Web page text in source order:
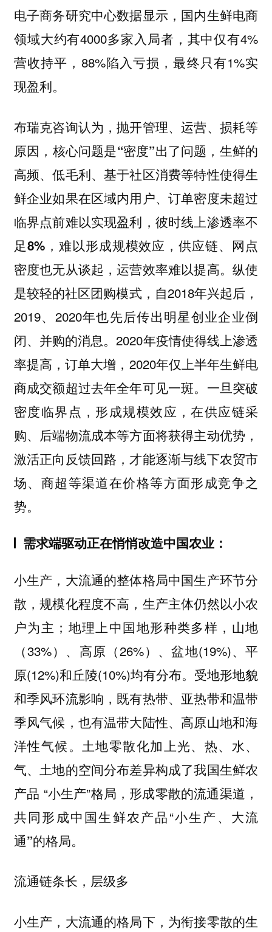
电子商务研究中心数据显示，国内生鲜电商
领域大约有4000多家入局者，其中仅有4%
营收持平，88%陷入亏损，最终只有1%实
现盈利。
布瑞克咨询认为，抛开管理、运营、损耗等
原因， 核心问题是“密度”出了问题，生鲜的
高频、低毛利、基于社区消费等特性使得生
鲜企业如果在区域内用户、订单密度未超过
临界点前难以实现盈利，彼时线上渗透率不
足8%，难以形成规模效应，供应链、网点
密度也无从谈起，运营效率难以提高。 纵使
是较轻的社区团购模式，自2018年兴起后，
2019、2020年也先后传出明星创业企业倒
闭、并购的消息。2020年疫情使得线上渗透
率提高，订单大增，2020年仅上半年生鲜电
商成交额超过去年全年可见一斑。 一旦突破
密度临界点，形成规模效应，在供应链采
购、后端物流成本等方面将获得主动优势，
激活正向反馈回路，才能逐渐与线下农贸市
场、商超等渠道在价格等方面形成竞争之
势。
需求端驱动正在悄悄改造中国农业：
小生产，大流通的整体格局中国生产环节分
散，规模化程度不高，生产主体仍然以小农
户为主；地理上中国地形种类多样，山地
（33%）、高原（26%）、盆地(19%)、平
原(12%)和丘陵(10%)均有分布。受地形地貌
和季风环流影响，既有热带、亚热带和温带
季风气候，也有温带大陆性、高原山地和海
洋性气候。土地零散化加上光、热、水、
气、土地的空间分布差异构成了我国生鲜农
产品 “小生产”格局，形成零散的流通渠道，
共同形成中国生鲜农产品“小生产、大流
通”的格局。
流通链条长，层级多
小生产，大流通的格局下，为衔接零散的生